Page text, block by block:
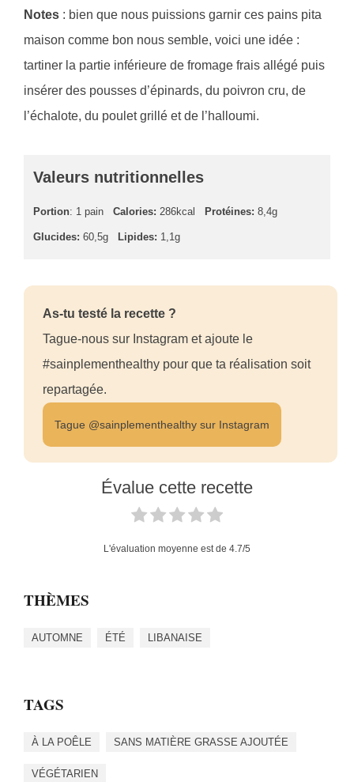
Notes : bien que nous puissions garnir ces pains pita
maison comme bon nous semble, voici une idée :
tartiner la partie inférieure de fromage frais allégé puis
insérer des pousses d’épinards, du poivron cru, de
l’échalote, du poulet grillé et de l’halloumi.
Valeurs nutritionnelles
Portion: 1 pain Calories: 286kcal Protéines: 8,4g
Glucides: 60,5g Lipides: 1,1g
As-tu testé la recette ?
Tague-nous sur Instagram et ajoute le
#sainplementhealthy pour que ta réalisation soit
repartagée.
Tague @sainplementhealthy sur Instagram
Évalue cette recette
L'évaluation moyenne est de 4.7/5
THÈMES
AUTOMNE ÉTÉ LIBANAISE
TAGS
À LA POÊLE SANS MATIÈRE GRASSE AJOUTÉE
VÉGÉTARIEN